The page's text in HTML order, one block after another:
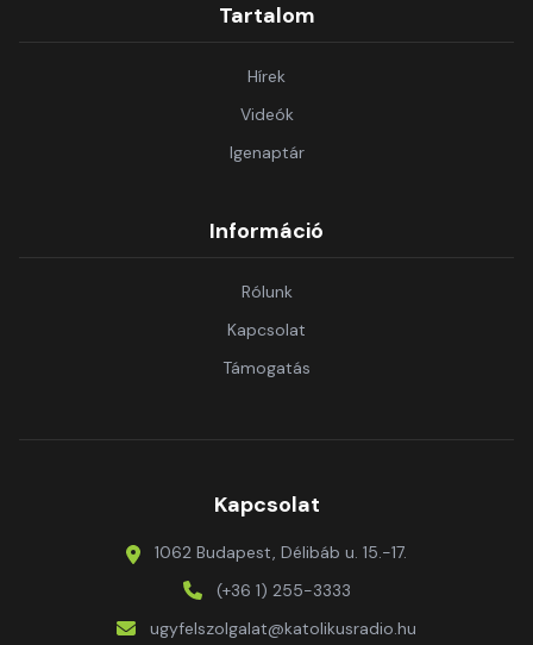
Tartalom
Hírek
Videók
Igenaptár
Információ
Rólunk
Kapcsolat
Támogatás
Kapcsolat
1062 Budapest, Délibáb u. 15.-17.
(+36 1) 255-3333
ugyfelszolgalat@katolikusradio.hu